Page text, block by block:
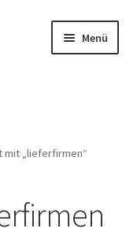
Menü
öffnen
„lieferfirmen“